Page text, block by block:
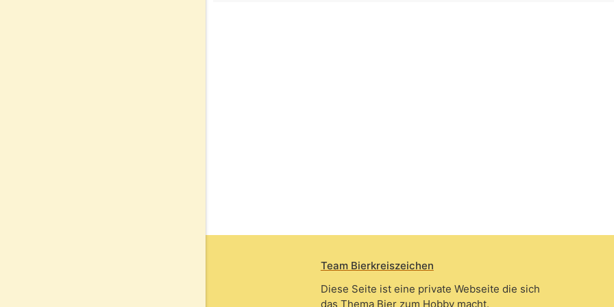
Team Bierkreiszeichen
Diese Seite ist eine private Webseite die sich
das Thema Bier zum Hobby macht.